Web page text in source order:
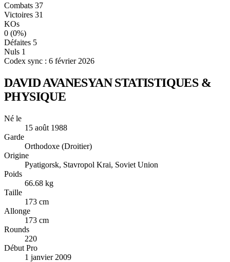
Combats 37
Victoires 31
KOs
0 (0%)
Défaites 5
Nuls 1
Codex sync : 6 février 2026
DAVID AVANESYANSTATISTIQUES &
PHYSIQUE
Né le
15 août 1988
Garde
Orthodoxe (Droitier)
Origine
Pyatigorsk, Stavropol Krai, Soviet Union
Poids
66.68 kg
Taille
173 cm
Allonge
173 cm
Rounds
220
Début Pro
1 janvier 2009